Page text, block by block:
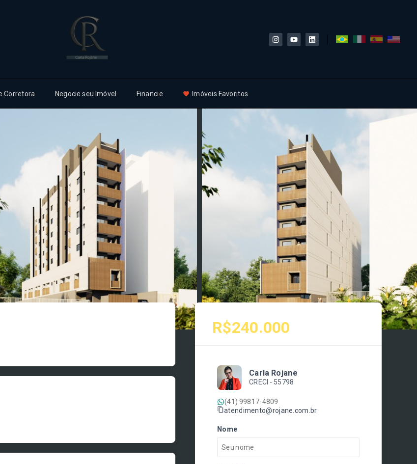
Corretora Negocie seu Imóvel Financie Imóveis Favoritos
R$240.000
Carla Rojane
CRECI - 55798
(41) 99817-4809
atendimento@rojane.com.br
Nome